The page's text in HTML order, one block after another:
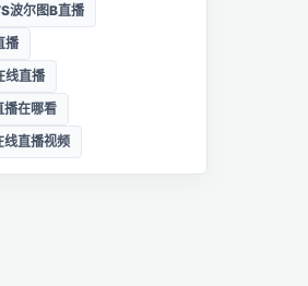
波尔图B直播
播
线直播
播在哪看
线直播视频